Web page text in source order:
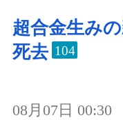
超合金生み
死去 104
08月07日 00:30